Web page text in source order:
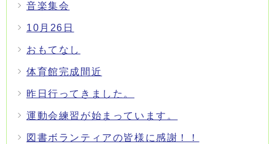
音楽集会
10月26日
おもてなし
体育館完成間近
昨日行ってきました。
運動会練習が始まっています。
図書ボランティアの皆様に感謝！！